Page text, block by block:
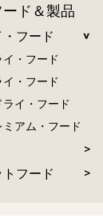
ド＆製品
フード
・フード
・フード
イ・フード
アム・フード
フード